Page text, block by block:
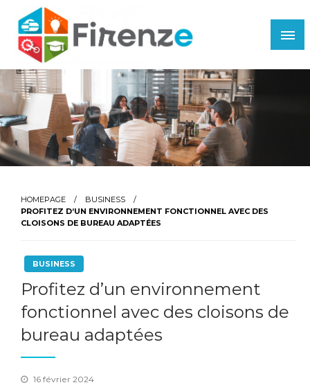
content
Firenze
HOMEPAGE
BUSINESS
PROFITEZ D’UN ENVIRONNEMENT FONCTIONNEL AVEC DES
CLOISONS DE BUREAU ADAPTÉES
BUSINESS
Profitez d’un environnement
fonctionnel avec des cloisons de
bureau adaptées
Posted
16 février 2024